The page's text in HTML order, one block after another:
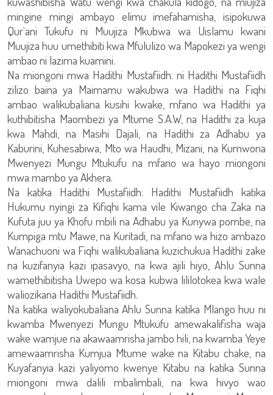
mingine mingi ambayo elimu imefahamisha, isipokuwa
Qur`ani Tukufu ni Muujiza Mkubwa wa Uislamu kwani
Muujiza huu umethibiti kwa Mfululizo wa Mapokezi ya wengi
ambao ni lazima kuamini.
Na miongoni mwa Hadithi Mustafiidh: ni Hadithi Mustafiidh
zilizo baina ya Maimamu wakubwa wa Hadithi na Fiqhi
ambao walikubaliana kusihi kwake, mfano wa Hadithi ya
kuthibitisha Maombezi ya Mtume S.A.W, na Hadithi za kuja
kwa Mahdi, na Masihi Dajali, na Hadithi za Adhabu ya
Kaburini, Kuhesabiwa, Mto wa Haudhi, Mizani, na Kumwona
Mwenyezi Mungu Mtukufu na mfano wa hayo miongoni
mwa mambo ya Akhera.
Na katika Hadithi Mustafiidh: Hadithi Mustafiidh katika
Hukumu nyingi za Kifiqhi kama vile Kiwango cha Zaka na
Kufuta juu ya Khofu mbili na Adhabu ya Kunywa pombe, na
Kumpiga mtu Mawe, na Kuritadi, na mfano wa hizo ambazo
Wanachuoni wa Fiqhi walikubaliana kuzichukua Hadithi zake
na kuzifanyia kazi ipasavyo, na kwa ajili hiyo, Ahlu Sunna
wamethibitisha Uwepo wa kosa kubwa lililotokea kwa wale
waliozikana Hadithi Mustafiidh.
Na katika waliyokubaliana Ahlu Sunna katika Mlango huu ni
kwamba Mwenyezi Mungu Mtukufu amewakalifisha waja
wake wamjue na akawaamrisha jambo hili, na kwamba Yeye
amewaamrisha Kumjua Mtume wake na Kitabu chake, na
Kuyafanyia kazi yaliyomo kwenye Kitabu na katika Sunna
miongoni mwa dalili mbalimbali, na kwa hivyo wao